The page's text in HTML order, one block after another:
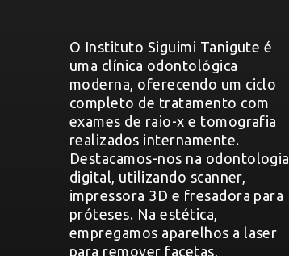
O Instituto Siguimi Tanigute é
uma clínica odontológica
moderna, oferecendo um ciclo
completo de tratamento com
exames de raio-x e tomografia
realizados internamente.
Destacamos-nos na odontologia
digital, utilizando scanner,
impressora 3D e fresadora para
próteses. Na estética,
empregamos aparelhos a laser
para remover facetas,